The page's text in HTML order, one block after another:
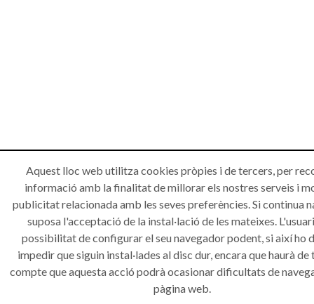
Aquest lloc web utilitza cookies pròpies i de tercers, per
informació amb la finalitat de millorar els nostres serveis i
publicitat relacionada amb les seves preferències. Si continua
suposa l'acceptació de la instal·lació de les mateixes.
possibilitat de configurar el seu navegador podent, si així ho
impedir que siguin instal·lades al disc dur, encara que haurà de
compte que aquesta acció podrà ocasionar dificultats de
pàgina web.